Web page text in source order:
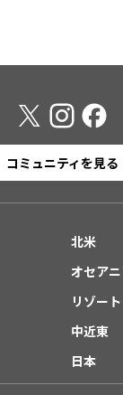
コミュニティを見る
北米
オセア
リゾート
中近東
日本